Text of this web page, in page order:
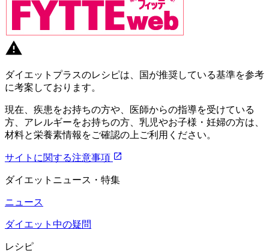
ダイエットプラスのレシピは、国が推奨している基準を参考
に考案しております。
現在、疾患をお持ちの方や、医師からの指導を受けている
方、アレルギーをお持ちの方、乳児やお子様・妊婦の方は、
材料と栄養素情報をご確認の上ご利用ください。
サイトに関する注意事項
ダイエットニュース・特集
ニュース
ダイエット中の疑問
レシピ